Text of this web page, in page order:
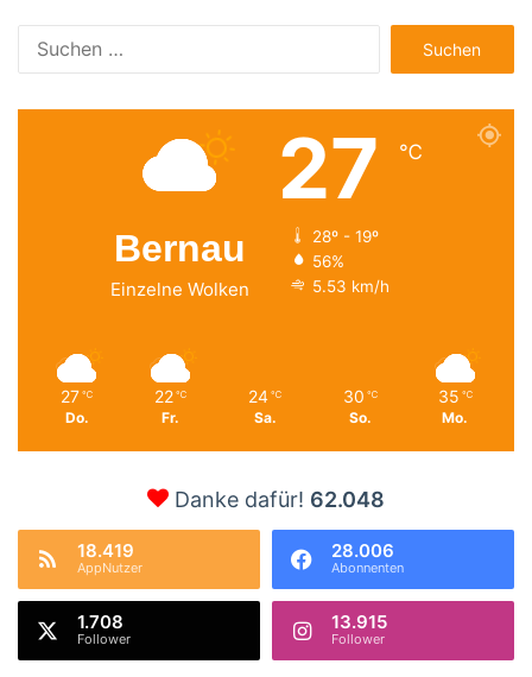
nach:
Bernau
Einzelne Wolken
27 ℃
28º - 19º
56%
5.53 km/h
27 ℃
Do.
22 ℃
Fr.
24 ℃
Sa.
30 ℃
So.
35 ℃
Mo.
Danke dafür! 62.048
18.419
AppNutzer
28.006
Abonnenten
1.708
Follower
13.915
Follower